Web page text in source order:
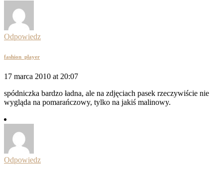
Odpowiedz
fashion_player
17 marca 2010 at 20:07
spódniczka bardzo ładna, ale na zdjęciach pasek rzeczywiście nie
wygląda na pomarańczowy, tylko na jakiś malinowy.
Odpowiedz